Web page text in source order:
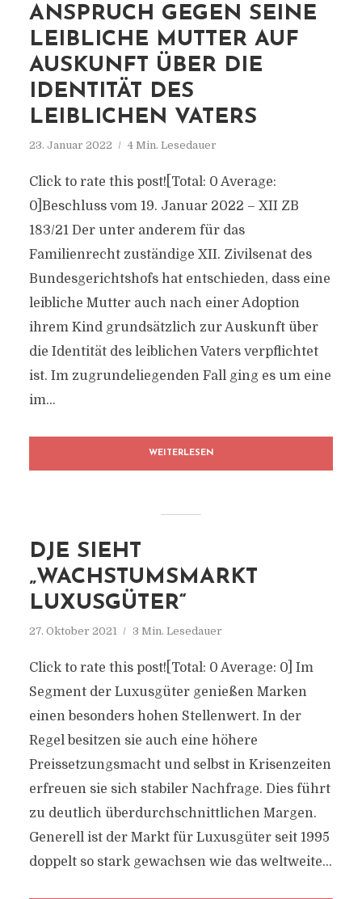
ANSPRUCH GEGEN SEINE
LEIBLICHE MUTTER AUF
AUSKUNFT ÜBER DIE
IDENTITÄT DES
LEIBLICHEN VATERS
23. Januar 2022 4 Min. Lesedauer
Click to rate this post![Total: 0 Average:
0]Beschluss vom 19. Januar 2022 – XII ZB
183/21 Der unter anderem für das
Familienrecht zuständige XII. Zivilsenat des
Bundesgerichtshofs hat entschieden, dass eine
leibliche Mutter auch nach einer Adoption
ihrem Kind grundsätzlich zur Auskunft über
die Identität des leiblichen Vaters verpflichtet
ist. Im zugrundeliegenden Fall ging es um eine
im...
WEITERLESEN
DJE SIEHT
„WACHSTUMSMARKT
LUXUSGÜTER“
27. Oktober 2021 3 Min. Lesedauer
Click to rate this post![Total: 0 Average: 0] Im
Segment der Luxusgüter genießen Marken
einen besonders hohen Stellenwert. In der
Regel besitzen sie auch eine höhere
Preissetzungsmacht und selbst in Krisenzeiten
erfreuen sie sich stabiler Nachfrage. Dies führt
zu deutlich überdurchschnittlichen Margen.
Generell ist der Markt für Luxusgüter seit 1995
doppelt so stark gewachsen wie das weltweite...